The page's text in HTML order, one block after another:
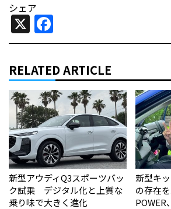
シェア
X
RELATED ARTICLE
新型アウディQ3スポーツバッ
ク試乗 デジタル化と上質な
乗り味で大きく進化
新型キ
の存在
POWER